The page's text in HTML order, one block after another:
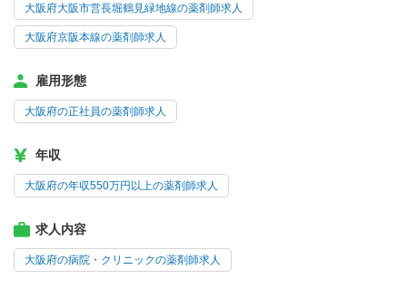
大阪府大阪市営長堀鶴見緑地線の薬剤師求人
大阪府京阪本線の薬剤師求人
雇用形態
大阪府の正社員の薬剤師求人
年収
大阪府の年収550万円以上の薬剤師求人
求人内容
大阪府の病院・クリニックの薬剤師求人